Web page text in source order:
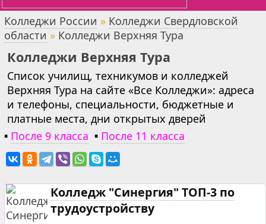
Колледжи России » Колледжи Свердловской
области » Колледжи Верхняя Тура
Колледжи Верхняя Тура
Список училищ, техникумов и колледжей
Верхняя Тура на сайте «Все Колледжи»: адреса
и телефоны, специальности, бюджетные и
платные места, дни открытых дверей
▪ После 9 класса ▪ После 11 класса
Колледж "Синергия" ТОП-3 по
трудоустройству